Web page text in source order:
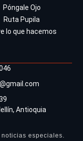
Póngale Ojo
Ruta Pupila
lo que hacemos
Antioquia
especiales.